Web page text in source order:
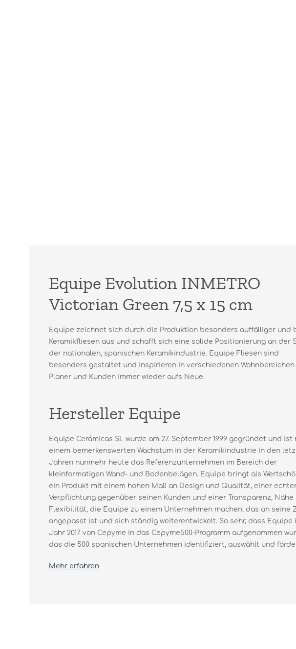
Equipe Evolution INMETRO
Victorian Green 7,5 x 15 cm
Equipe zeichnet sich durch die Produktion besonders auffälliger und
Keramikfliesen aus und schafft sich eine solide Positionierung an der
der nationalen, spanischen Keramikindustrie. Equipe Fliesen sind
besonders gestaltet und inspirieren in verschiedenen Wohnbereichen
Planer und Kunden immer wieder aufs Neue.
Hersteller Equipe
Equipe Cerámicas SL wurde am 27. September 1999 gegründet und ist
einem bemerkenswerten Wachstum in der Keramikindustrie in den
Jahren nunmehr heute das Referenzunternehmen im Bereich der
kleinformatigen Wand- und Bodenbelägen. Equipe bringt als
ein Produkt mit einem hohen Maß an Design und Qualität, einer
Verpflichtung gegenüber seinen Kunden und einer Transparenz, Nähe
Flexibilität, die Equipe zu einem Unternehmen machen, das an seine
angepasst ist und sich ständig weiterentwickelt. So sehr, dass Equipe
Jahr 2017 von Cepyme in das Cepyme500-Programm aufgenommen
das die 500 spanischen Unternehmen identifiziert, auswählt und
Mehr erfahren